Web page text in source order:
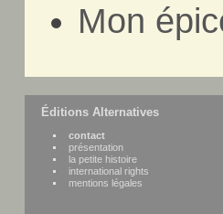
Mon
Éditions Alternatives
contact
présentation
la petite histoire
international rights
mentions légales